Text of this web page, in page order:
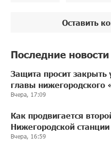
Оставить
Последние новости
Защита просит закрыть
главы нижегородского
Вчера, 17:09
Как продвигается
Нижегородской
Вчера, 16:59